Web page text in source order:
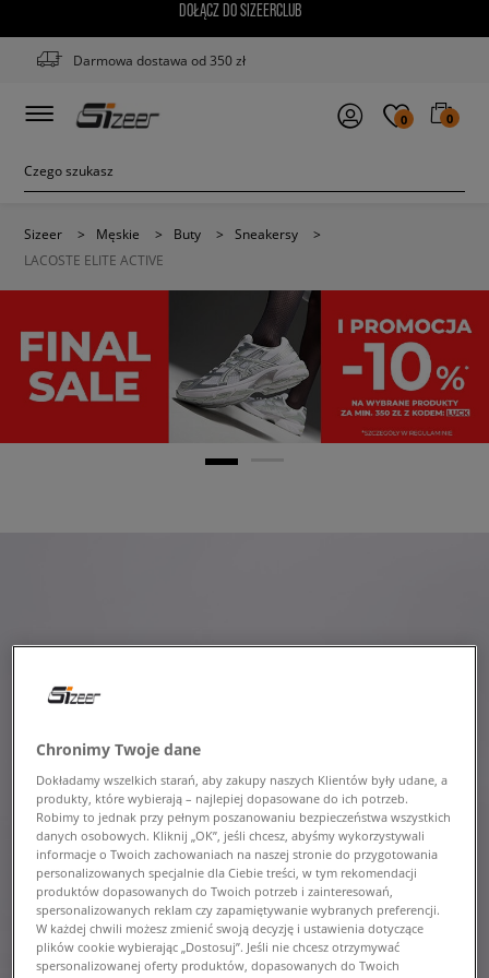
DOŁĄCZ DO SIZEERCLUB
Darmowa dostawa od 350 zł
0 0
Sizeer > Męskie > Buty > Sneakersy
>
LACOSTE ELITE ACTIVE
Chronimy Twoje dane
Dokładamy wszelkich starań, aby zakupy naszych Klientów były udane, a
produkty, które wybierają – najlepiej dopasowane do ich potrzeb.
Robimy to jednak przy pełnym poszanowaniu bezpieczeństwa wszystkich
danych osobowych. Kliknij „OK”, jeśli chcesz, abyśmy wykorzystywali
informacje o Twoich zachowaniach na naszej stronie do przygotowania
personalizowanych specjalnie dla Ciebie treści, w tym rekomendacji
produktów dopasowanych do Twoich potrzeb i zainteresowań,
spersonalizowanych reklam czy zapamiętywanie wybranych preferencji.
W każdej chwili możesz zmienić swoją decyzję i ustawienia dotyczące
plików cookie wybierając „Dostosuj”. Jeśli nie chcesz otrzymywać
spersonalizowanej oferty produktów, dopasowanych do Twoich